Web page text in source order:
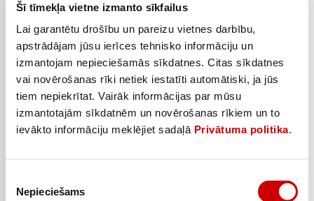
Šī tīmekļa vietne izmanto sīkfailus
Lai garantētu drošību un pareizu vietnes darbību,
apstrādājam jūsu ierīces tehnisko informāciju un
izmantojam nepieciešamās sīkdatnes. Citas sīkdatnes
vai novērošanas rīki netiek iestatīti automātiski, ja jūs
tiem nepiekrītat. Vairāk informācijas par mūsu
izmantotajām sīkdatnēm un novērošanas rīkiem un to
ievākto informāciju meklējiet sadaļā Privātuma politika.
izvēle
Nepieciešams